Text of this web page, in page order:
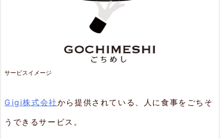
（ご
め
し）
サービスイメージ
Gigi株式会社から提供されている、人に食事をごちそ
うできるサービス。